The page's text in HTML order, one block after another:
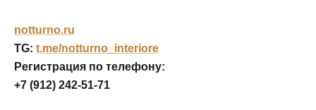
notturno.ru
TG: t.me/notturno_interiore
Регистрация по телефону:
+7 (912) 242-51-71